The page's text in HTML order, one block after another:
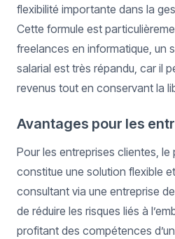
flexibilité importante dans la
Cette formule est
freelances en informatique, un
salarial est très répandu, car il
revenus tout en conservant la
Avantages pour les
Pour les entreprises clientes, le
constitue une solution flexible
consultant via une entreprise
de réduire les risques liés à
profitant des compétences